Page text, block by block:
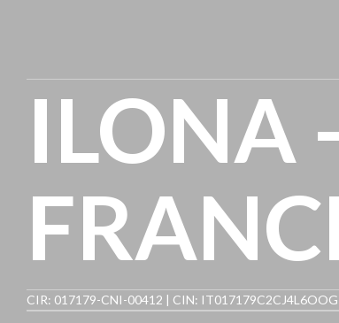
ILONA
CIR: 017179-CNI-00412 | CIN: IT017179C2CJ4L6OOG